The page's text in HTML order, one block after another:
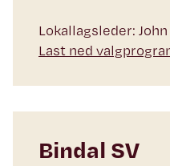
Lokallagsleder:
Last ned
Bindal SV